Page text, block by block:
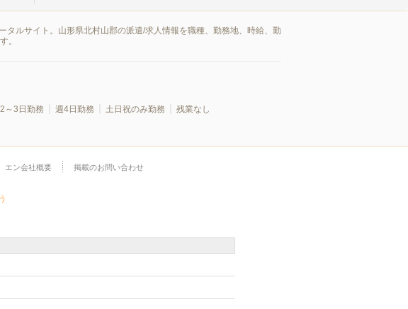
ルサイト。山形県北村山郡の派遣/求人情報を職種、勤務地、時給、勤
。
～3日勤務 週4日勤務 土日祝のみ勤務
残業なし
エン会社概要 掲載のお問い合わせ